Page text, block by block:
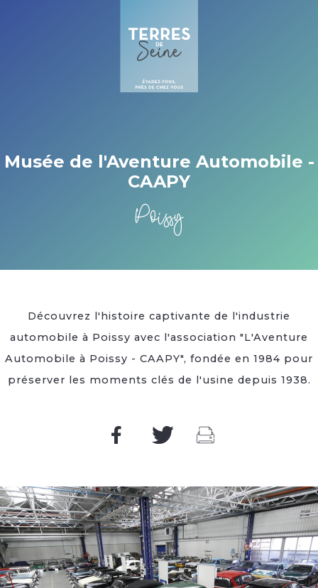
Musée de l'Aventure Automobile -
CAAPY
Poissy
Découvrez l'histoire captivante de l'industrie
automobile à Poissy avec l'association "L'Aventure
Automobile à Poissy - CAAPY", fondée en 1984 pour
préserver les moments clés de l'usine depuis 1938.